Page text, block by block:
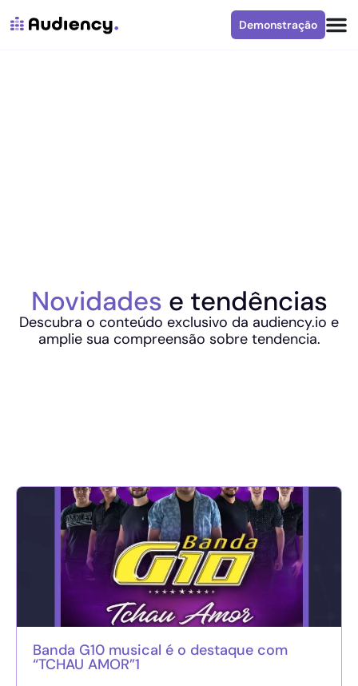
Demonstração
Novidades e tendências
Descubra o conteúdo exclusivo da audiency.io e
amplie sua compreensão sobre tendencia.
Banda G10 musical é o destaque com
“TCHAU AMOR”1